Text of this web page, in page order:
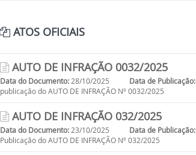
ATOS OFICIAIS
AUTO DE INFRAÇÃO 0032/2025
Data do Documento: 28/10/2025 Data de Publicação:
publicação do AUTO DE INFRAÇÃO Nº 0032/2025
AUTO DE INFRAÇÃO 032/2025
Data do Documento: 23/10/2025 Data de Publicação:
Publicação do AUTO DE INFRAÇÃO Nº 032/2025